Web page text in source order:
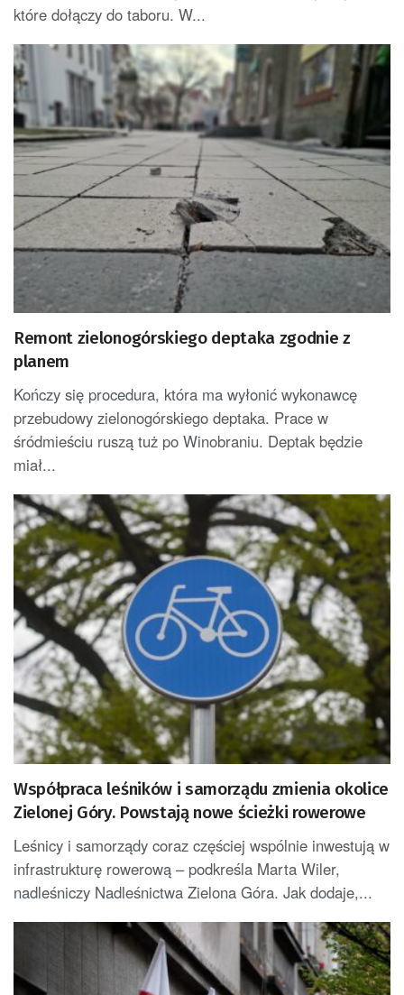
które dołączy do taboru. W...
Remont zielonogórskiego deptaka zgodnie z
planem
Kończy się procedura, która ma wyłonić wykonawcę
przebudowy zielonogórskiego deptaka. Prace w
śródmieściu ruszą tuż po Winobraniu. Deptak będzie
miał...
Współpraca leśników i samorządu zmienia okolice
Zielonej Góry. Powstają nowe ścieżki rowerowe
Leśnicy i samorządy coraz częściej wspólnie inwestują w
infrastrukturę rowerową – podkreśla Marta Wiler,
nadleśniczy Nadleśnictwa Zielona Góra. Jak dodaje,...